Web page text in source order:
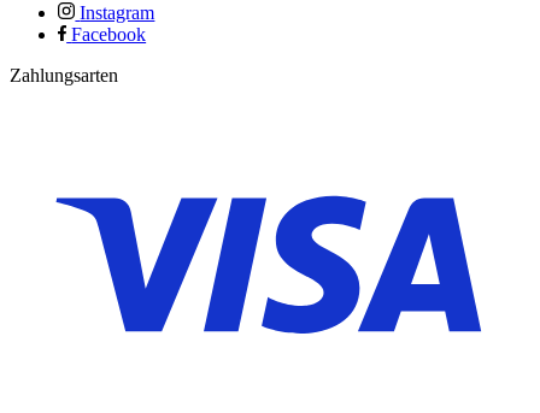
Instagram
Facebook
Zahlungsarten